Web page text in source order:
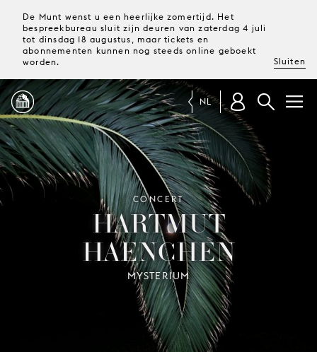
De Munt wenst u een heerlijke zomertijd. Het
bespreekbureau sluit zijn deuren van zaterdag 4 juli
tot dinsdag 18 augustus, maar tickets en
abonnementen kunnen nog steeds online geboekt
worden.
Sluiten
PROGRAMMA
MAGAZINE
TICKETS &
ABONNEMENTEN
UW
BEZOEK
JONG
PUBLIEK
NL
CONCERT
HARTMUT
HAENCHEN
MYSTERIUM